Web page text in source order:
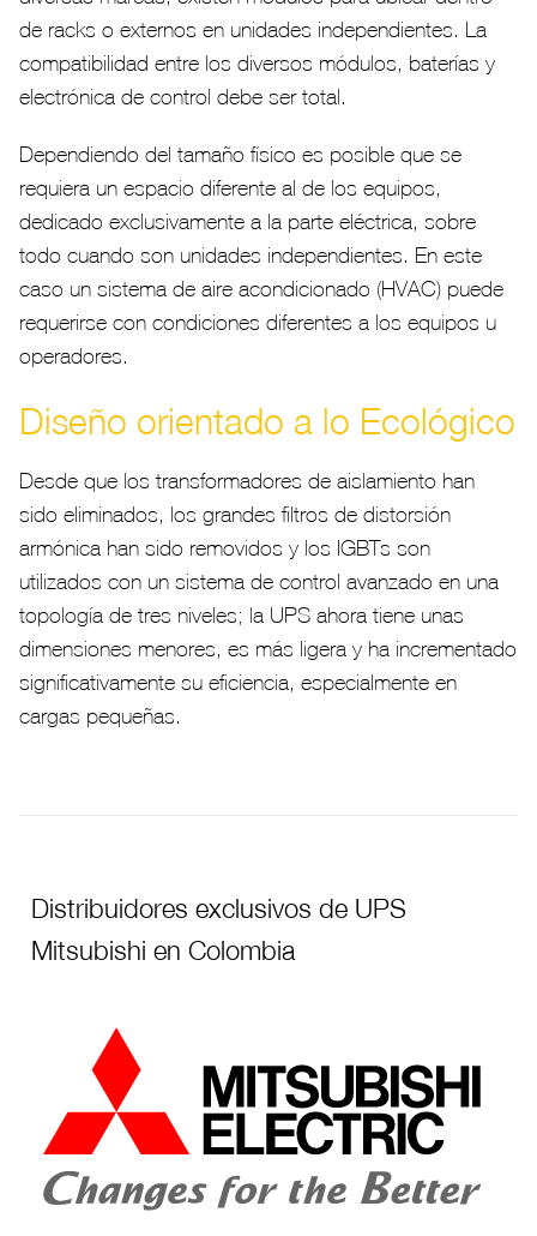
de racks o externos en unidades independientes. La
compatibilidad entre los diversos módulos, baterías y
electrónica de control debe ser total.
Dependiendo del tamaño físico es posible que se
requiera un espacio diferente al de los equipos,
dedicado exclusivamente a la parte eléctrica, sobre
todo cuando son unidades independientes. En este
caso un sistema de aire acondicionado (HVAC) puede
requerirse con condiciones diferentes a los equipos u
operadores.
Diseño orientado a lo Ecológico
Desde que los transformadores de aislamiento han
sido eliminados, los grandes filtros de distorsión
armónica han sido removidos y los IGBTs son
utilizados con un sistema de control avanzado en una
topología de tres niveles; la UPS ahora tiene unas
dimensiones menores, es más ligera y ha incrementado
significativamente su eficiencia, especialmente en
cargas pequeñas.
Distribuidores exclusivos de UPS
Mitsubishi en Colombia